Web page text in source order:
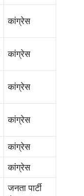
कांग्रेस
कांग्रेस
कांग्रेस
कांग्रेस
कांग्रेस
कांग्रेस
जनता पार्टी